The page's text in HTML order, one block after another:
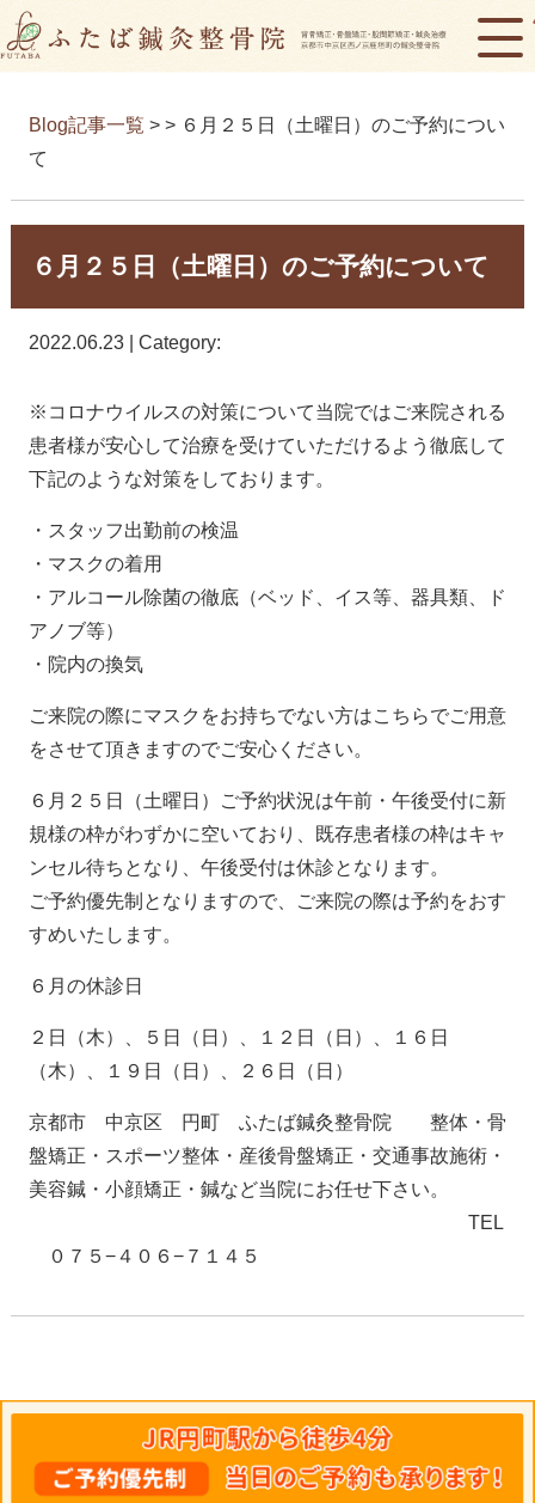
Blog記事一覧 > > ６月２５日（土曜日）のご予約につい
て
６月２５日（土曜日）のご予約について
2022.06.23 | Category:
※コロナウイルスの対策について当院ではご来院される
患者様が安心して治療を受けていただけるよう徹底して
下記のような対策をしております。
・スタッフ出勤前の検温
・マスクの着用
・アルコール除菌の徹底（ベッド、イス等、器具類、ド
アノブ等）
・院内の換気
ご来院の際にマスクをお持ちでない方はこちらでご用意
をさせて頂きますのでご安心ください。
６月２５日（土曜日）ご予約状況は午前・午後受付に新
規様の枠がわずかに空いており、既存患者様の枠はキャ
ンセル待ちとなり、午後受付は休診となります。
ご予約優先制となりますので、ご来院の際は予約をおす
すめいたします。
６月の休診日
２日（木）、５日（日）、１２日（日）、１６日
（木）、１９日（日）、２６日（日）
京都市 中京区 円町 ふたば鍼灸整骨院 整体・骨
盤矯正・スポーツ整体・産後骨盤矯正・交通事故施術・
美容鍼・小顔矯正・鍼など当院にお任せ下さい。
TEL
０７５−４０６−７１４５